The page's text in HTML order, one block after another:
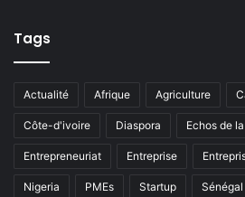
Tags
Actualité Afrique Agriculture
Côte-d'ivoire Diaspora Echos de
Entrepreneuriat Entreprise
Nigeria PMEs Startup Sénégal